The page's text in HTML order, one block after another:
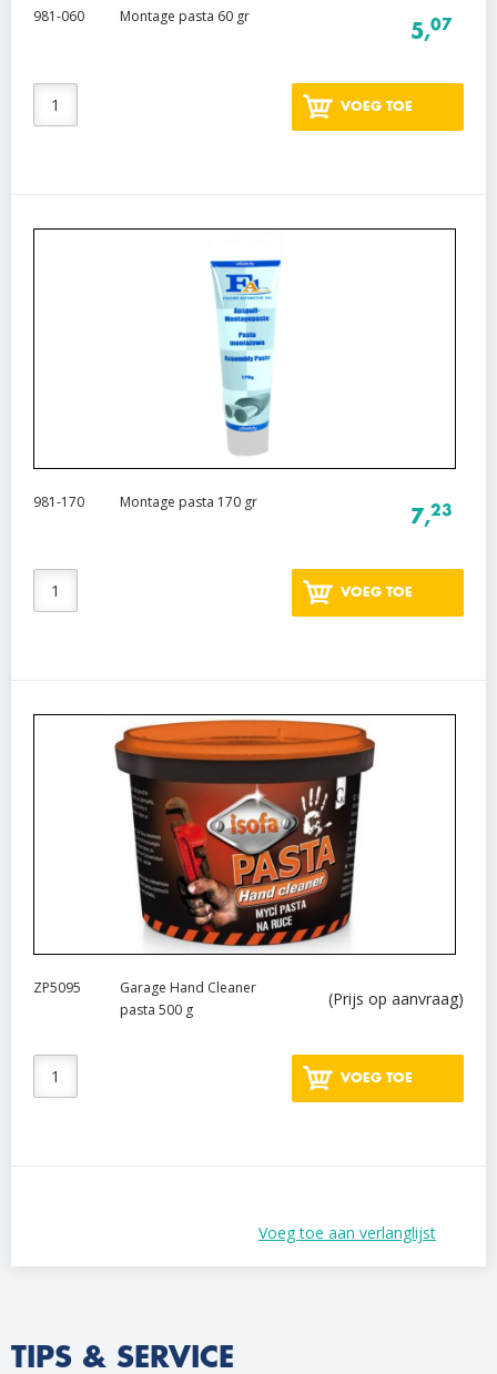
981-060 Montage pasta 60 gr
5,07
VOEG TOE
981-170 Montage pasta 170 gr
7,23
VOEG TOE
ZP5095
Garage Hand Cleaner
pasta 500 g
(Prijs op aanvraag)
VOEG TOE
Voeg toe aan verlanglijst
TIPS & SERVICE